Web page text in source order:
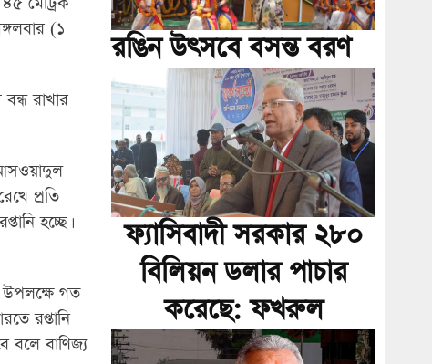
(১
রাখার
আসওয়াদুল
প্রতি
হচ্ছে।
উপলক্ষে গত
রপ্তানি
বলে বাণিজ্য
রঙিন উৎসবে বসন্ত বরণ
ফ্যাসিবাদী সরকার ২৮০
বিলিয়ন ডলার পাচার
করেছে: ফখরুল